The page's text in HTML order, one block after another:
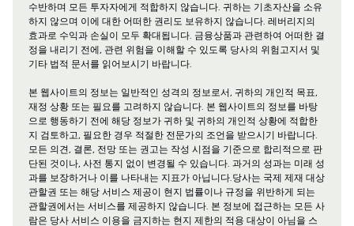
수반하며 모든 투자자에게 적합하지 않습니다. 귀하는 기초자산을 소유
하지 않으며 이에 대한 어떠한 권리도 보유하지 않습니다. 레버리지의
효과로 수익과 손실이 모두 확대됩니다. 금융상품과 관련하여 어떠한 결
정을 내리기 전에, 관련 위험을 이해할 수 있도록 당사의 위험고지서 및
기타 법적 문서를 읽어보시기 바랍니다.
본 웹사이트의 정보는 일반적인 성격의 정보로서, 귀하의 개인적 목표,
재정 상황 또는 필요를 고려하지 않습니다. 본 웹사이트의 정보를 바탕
으로 행동하기 전에 해당 정보가 귀하 및 귀하의 개인적 상황에 적합한
지 검토하고, 필요한 경우 적절한 전문가의 조언을 받으시기 바랍니다.
모든 의견, 결론, 전망 또는 권고는 작성 시점을 기준으로 합리적으로 판
단된 것이나, 사전 통지 없이 변경될 수 있습니다. 과거의 성과는 미래 성
과를 보장하거나 이를 나타내는 지표가 아닙니다.당사는 국제 제재 대상
관할권 또는 해당 서비스 제공이 현지 법률이나 규정을 위반하게 되는
관할권에서는 서비스를 제공하지 않습니다. 본 정보에 접근하는 모든 사
람은 당사 서비스 이용을 금지하는 현지 제한의 적용 대상이 아님을 스